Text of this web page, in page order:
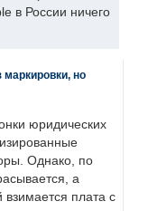
в России ничего
маркировки, но
юридических
Однако, по
а
взимается плата с